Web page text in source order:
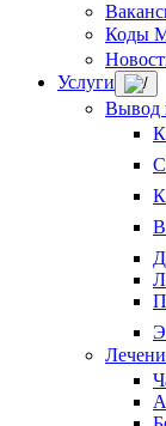
Коды
Услуги
Вывод